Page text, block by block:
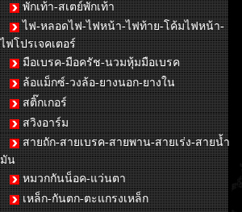
พักเท้า-สเตย์พักเท้า
ไฟ-หลอดไฟ-ไฟหน้า-ไฟท้าย-โค้มไฟหน้า-
ไฟโปรเจคเตอร์
มือเบรค-มือครัช-นวมหุ้มมือเบรค
ล้อแม็กซ์-วงล้อ-ยางนอก-ยางใน
สติ๊กเกอร์
สวิงอาร์ม
สายถัก-สายเบรค-สายพาน-สายเร่ง-สายน้ำ
มัน
หมวกกันน็อค-แว่นตา
เหล็ก-กันตก-ตะแกรงเหล็ก